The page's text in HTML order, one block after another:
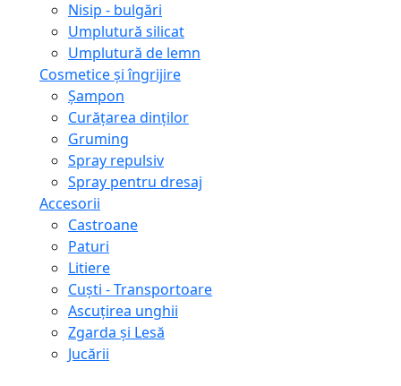
Nisip - bulgări
Umplutură silicat
Umplutură de lemn
Cosmetice și îngrijire
Șampon
Curățarea dinților
Gruming
Spray repulsiv
Spray pentru dresaj
Accesorii
Castroane
Paturi
Litiere
Сuști - Transportoare
Ascuţirea unghii
Zgarda și Lesă
Jucării